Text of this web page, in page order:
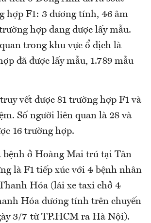
hợp F1: 3 dương tính, 46 âm
hợp đang được lấy mẫu.
trong khu vực ổ dịch là
đã được lấy mẫu, 1.789 mẫu
vết được 81 trường hợp F1 và
Số người liên quan là 28 và
16 trường hợp.
bệnh ở Hoàng Mai trú tại Tân
là F1 tiếp xúc với 4 bệnh nhân
Hóa (lái xe taxi chở 4
Hóa dương tính trên chuyến
3/7 từ TP.HCM ra Hà Nội).